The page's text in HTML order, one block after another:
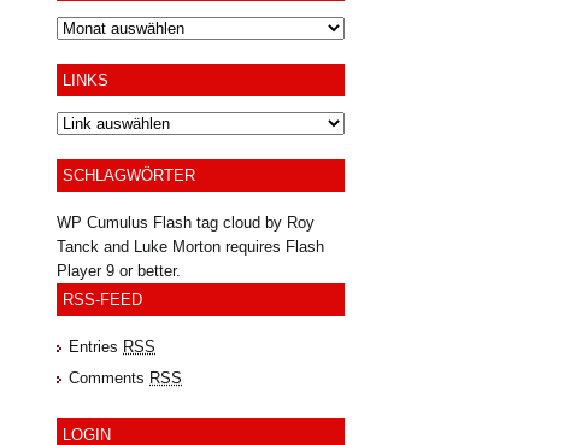
Archiv
LINKS
SCHLAGWÖRTER
WP Cumulus Flash tag cloud by Roy
Tanck and Luke Morton requires Flash
Player9 or better.
RSS-FEED
Entries RSS
Comments RSS
LOGIN